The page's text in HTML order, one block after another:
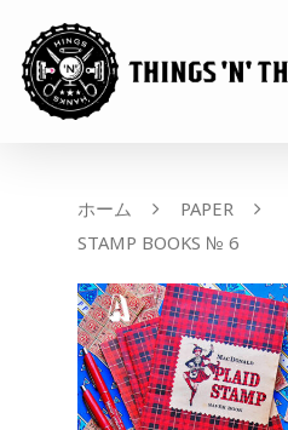
ホーム PAPER
STAMP BOOKS № 6